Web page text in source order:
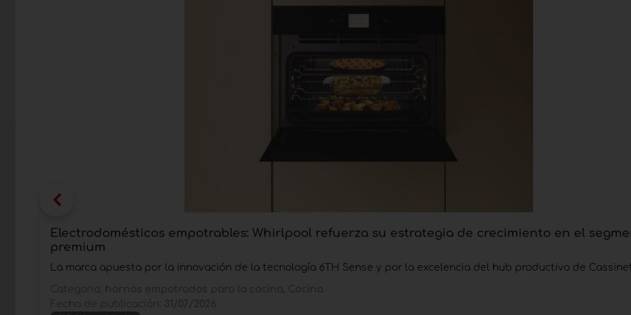
Electrodomésticos empotrables: Whirlpool refuerza su estrategia de crecimiento en el
premium
La marca apuesta por la innovación de la tecnología 6TH Sense y por la excelencia del hub productivo de